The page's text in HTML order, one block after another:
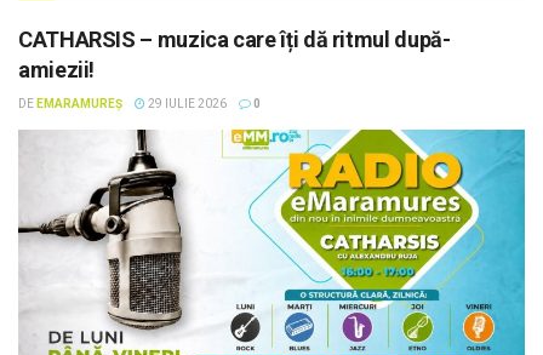
CATHARSIS – muzica care îți dă ritmul după-
amiezii!
DE EMARAMUREȘ 29 IULIE 2026 0